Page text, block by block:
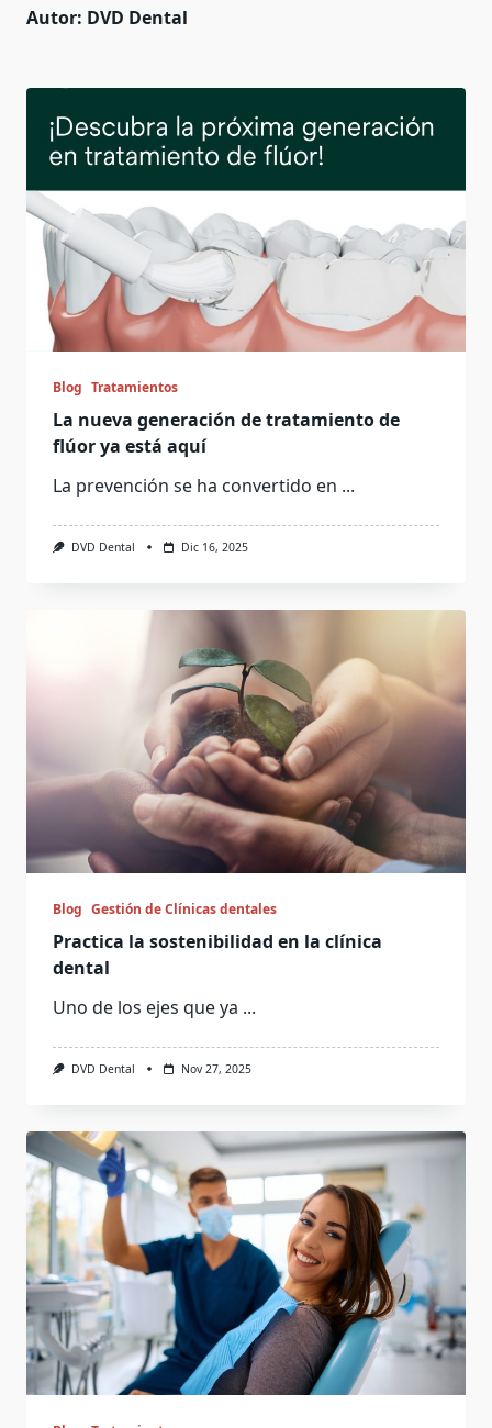
Autor: DVD Dental
Blog Tratamientos
La nueva generación de tratamiento de
flúor ya está aquí
La prevención se ha convertido en ...
DVD Dental Dic 16, 2025
Blog Gestión de Clínicas dentales
Practica la sostenibilidad en la clínica
dental
Uno de los ejes que ya ...
DVD Dental Nov 27, 2025